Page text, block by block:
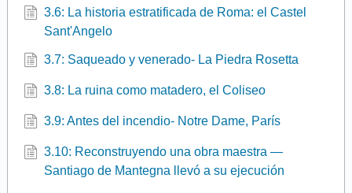
3.6: La historia estratificada de Roma: el Castel
Sant'Angelo
3.7: Saqueado y venerado- La Piedra Rosetta
3.8: La ruina como matadero, el Coliseo
3.9: Antes del incendio- Notre Dame, París
3.10: Reconstruyendo una obra maestra —
Santiago de Mantegna llevó a su ejecución